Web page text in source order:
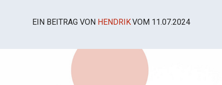
EIN BEITRAG VON HENDRIKVOM 11.07.2024